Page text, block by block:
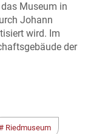
Museum in
Johann
wird. Im
der
Riedmuseum